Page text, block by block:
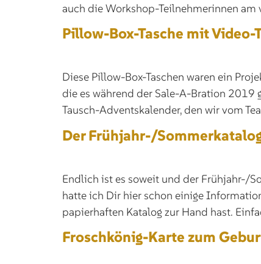
auch die Workshop-Teilnehmerinnen am
Pillow-Box-Tasche mit
Diese Pillow-Box-Taschen waren ein
die es während der Sale-A-Bration
Tausch-Adventskalender, den wir vom
Der Frühjahr-/
Endlich ist es soweit und der Frühjahr-/
hatte ich Dir hier schon einige
papierhaften Katalog zur Hand hast.
Froschkönig-Karte zum